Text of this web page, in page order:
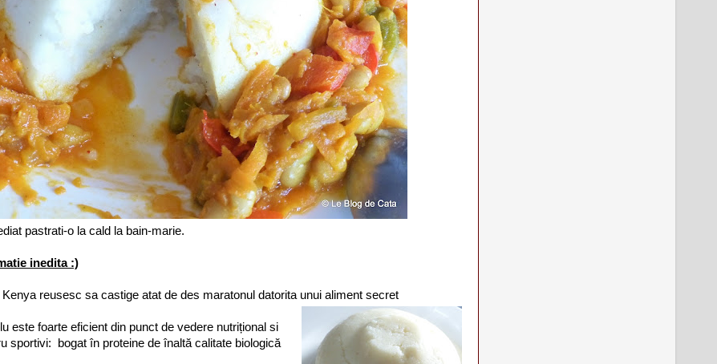
pastrati-o la cald la bain-marie.
inedita :)
reusesc sa castige atat de des maratonul datorita unui aliment secret
este foarte eficient din punct de vedere nutrițional si
sportivi: bogat în proteine ​​de înaltă calitate biologică